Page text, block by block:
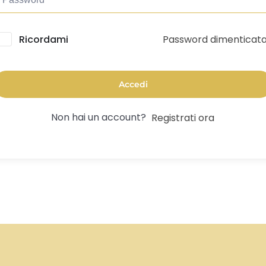
Ricordami Password
Accedi
Non hai un account? Registrati ora